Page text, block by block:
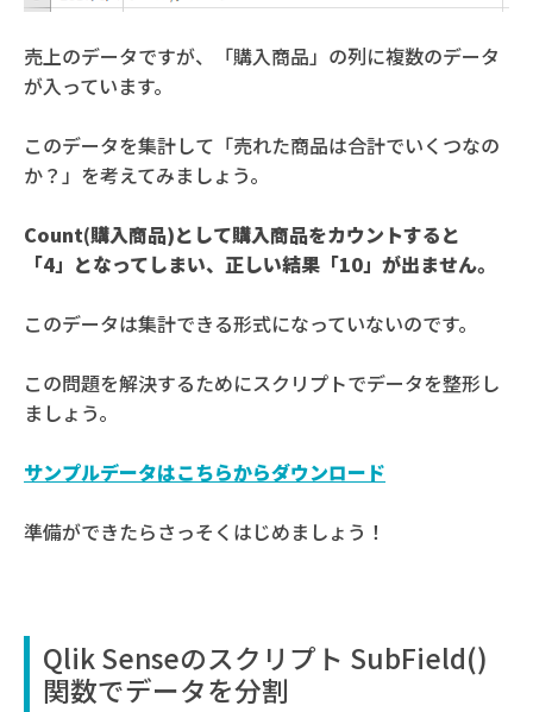
売上のデータですが、「購入商品」の列に複数のデータ
が入っています。
このデータを集計して「売れた商品は合計でいくつなの
か？」を考えてみましょう。
Count(購入商品)として購入商品をカウントすると
「4」となってしまい、正しい結果「10」が出ません。
このデータは集計できる形式になっていないのです。
この問題を解決するためにスクリプトでデータを整形し
ましょう。
サンプルデータはこちらからダウンロード
準備ができたらさっそくはじめましょう！
Qlik Senseのスクリプト SubField()
関数でデータを分割